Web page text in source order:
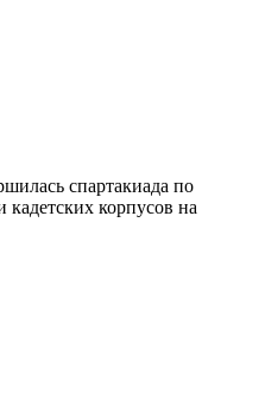
спартакиада по
корпусов на